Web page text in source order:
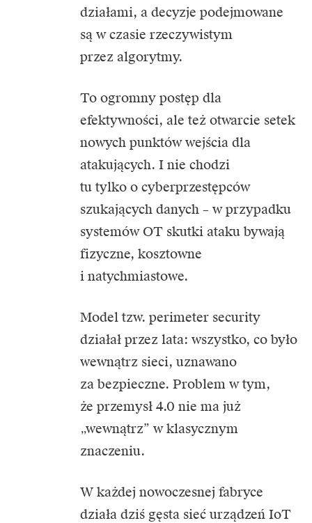
działami, a decyzje podejmowane
są w czasie rzeczywistym
przez algorytmy.
To ogromny postęp dla
efektywności, ale też otwarcie setek
nowych punktów wejścia dla
atakujących. I nie chodzi
tu tylko o cyberprzestępców
szukających danych – w przypadku
systemów OT skutki ataku bywają
fizyczne, kosztowne
i natychmiastowe.
Model tzw. perimeter security
działał przez lata: wszystko, co było
wewnątrz sieci, uznawano
za bezpieczne. Problem w tym,
że przemysł 4.0 nie ma już
„wewnątrz” w klasycznym
znaczeniu.
W każdej nowoczesnej fabryce
działa dziś gęsta sieć urządzeń IoT